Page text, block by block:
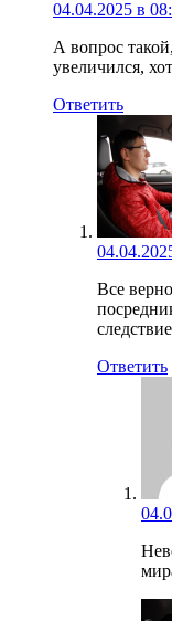
04.04.2025 в
А вопрос
увеличился,
Ответить
Все
Ответить